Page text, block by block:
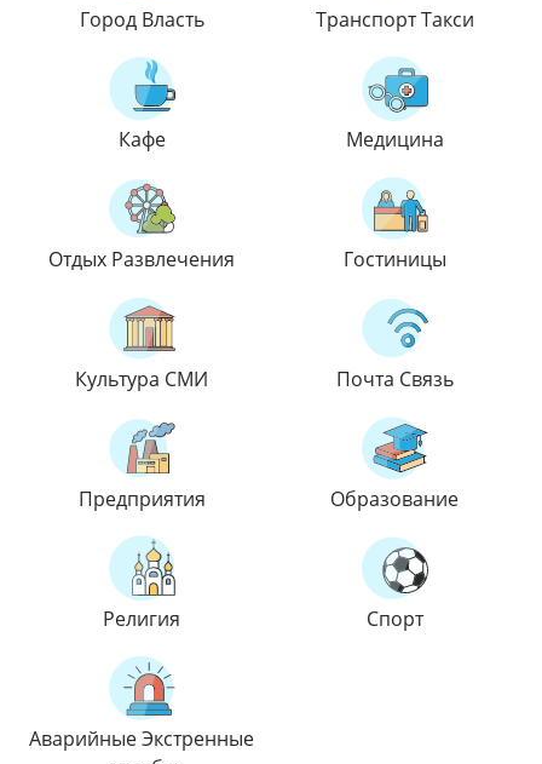
Город Власть Транспорт Такси
Кафе Медицина
Отдых Развлечения Гостиницы
Культура СМИ Почта Связь
Предприятия Образование
Религия Спорт
Аварийные Экстренные